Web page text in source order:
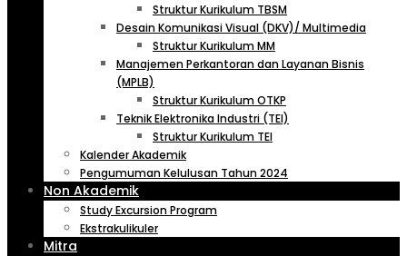
Struktur Kurikulum TBSM
Desain Komunikasi Visual (DKV)/ Multimedia
Struktur Kurikulum MM
Manajemen Perkantoran dan Layanan Bisnis
(MPLB)
Struktur Kurikulum OTKP
Teknik Elektronika Industri (TEI)
Struktur Kurikulum TEI
Kalender Akademik
Pengumuman Kelulusan Tahun 2024
Non Akademik
Study Excursion Program
Ekstrakulikuler
Mitra